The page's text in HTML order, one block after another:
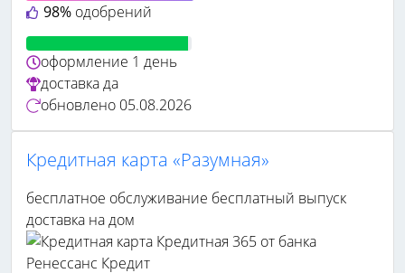
98% одобрений
оформление 1 день
доставкада
обновлено 05.08.2026
Кредитная карта «Разумная»
бесплатное обслуживание бесплатный выпуск
доставка на дом